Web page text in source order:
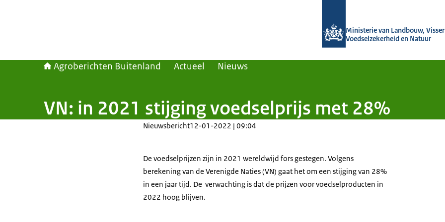
Ministerie van Landbouw,
Voedselzekerheid en Natuur
Agroberichten Buitenland Actueel Nieuws
VN: in 2021 stijging voedselprijs met 28%
Nieuwsbericht12-01-2022 | 09:04
De voedselprijzen zijn in 2021 wereldwijd fors gestegen. Volgens
berekening van de Verenigde Naties (VN) gaat het om een stijging van 28%
in een jaar tijd. De verwachting is dat de prijzen voor voedselproducten in
2022 hoog blijven.